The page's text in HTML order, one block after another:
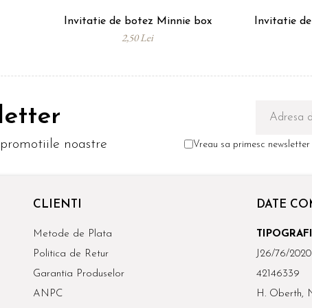
Invitatie de botez Minnie box
2,50 Lei
Invitatie de
noastre Vreau sa primesc
CLIENTI
Metode de Plata
Politica de Retur
Garantia Produselor
ANPC
DATE
J26/76/2020
42146339
H. Oberth,